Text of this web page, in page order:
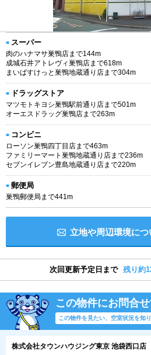
スーパー
肉のハナマサ巣鴨店まで144m
成城石井アトレヴィ巣鴨店まで618m
まいばすけっと巣鴨地蔵通り店まで304m
ドラッグストア
マツモトキヨシ巣鴨駅前通り店まで501m
オーエスドラッグ巣鴨店まで263m
コンビニ
ローソン巣鴨四丁目店まで463m
ファミリーマート巣鴨地蔵通り店まで236m
セブンイレブン豊島地蔵通り店まで220m
郵便局
巣鴨郵便局まで441m
立地や周辺環境につ
次回更新予定日まで 残り約
この物件にお問合
この物件を見たい、空室状況を知
株式会社タウンハウジング東京 池袋西口店